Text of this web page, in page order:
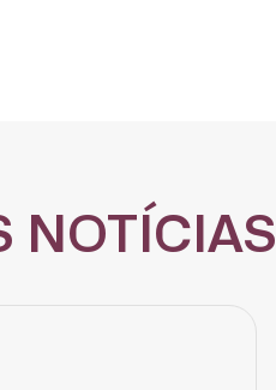
NOTÍCIAS